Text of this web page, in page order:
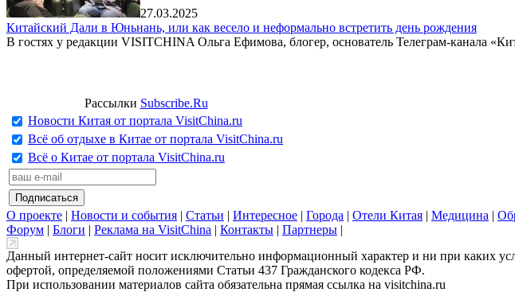
27.03.2025
Китайский Дали в Юньнань, или как весело и неформально встретить день рождения
В гостях у редакции VISITCHINA Ольга Ефимова, блогер, основатель Телеграм-канала
Рассылки Subscribe.Ru
Новости Китая от портала VisitChina.ru
Всё об отдыхе в Китае от портала VisitChina.ru
Всё о Китае от портала VisitChina.ru
О проекте | Новости и события | Статьи | Интересное | Города | Отели Китая | Медицина |
Форум | Блоги | Реклама на VisitChina | Контакты | Партнеры |
Данный интернет-сайт носит исключительно информационный характер и ни при каких
офертой, определяемой положениями Статьи 437 Гражданского кодекса РФ.
При использовании материалов сайта обязательна прямая ссылка на visitchina.ru